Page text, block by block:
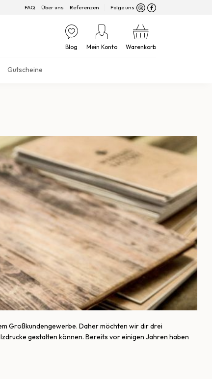
FAQ Über uns Referenzen Folge uns
Blog Mein Konto Warenkorb
Gutscheine
Großkundengewerbe. Daher möchten wir dir drei
gestalten können. Bereits vor einigen Jahren haben